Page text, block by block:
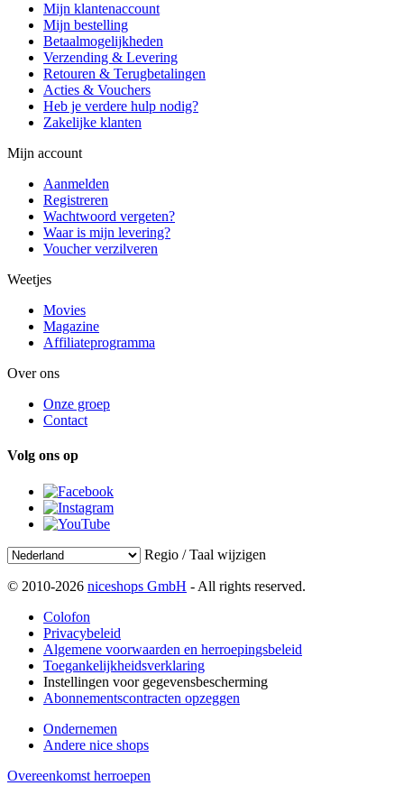
Mijn klantenaccount
Mijn bestelling
Betaalmogelijkheden
Verzending & Levering
Retouren & Terugbetalingen
Acties & Vouchers
Heb je verdere hulp nodig?
Zakelijke klanten
Mijn account
Aanmelden
Registreren
Wachtwoord vergeten?
Waar is mijn levering?
Voucher verzilveren
Weetjes
Movies
Magazine
Affiliateprogramma
Over ons
Onze groep
Contact
Volg ons op
Regio / Taal wijzigen
© 2010-2026 niceshops GmbH - All rights reserved.
Colofon
Privacybeleid
Algemene voorwaarden en herroepingsbeleid
Toegankelijkheidsverklaring
Instellingen voor gegevensbescherming
Abonnementscontracten opzeggen
Ondernemen
Andere nice shops
Overeenkomst herroepen